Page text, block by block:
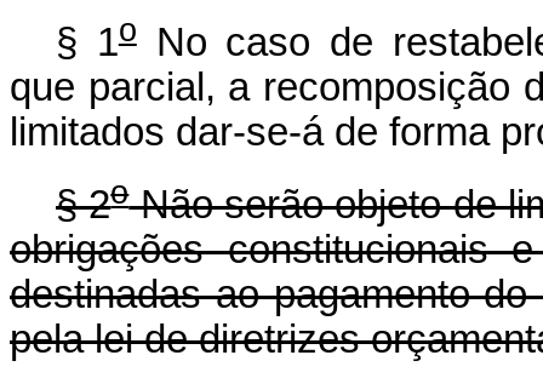
§ 1oNo caso de
que parcial, a recomposição
limitados dar-se-á de forma
§ 2oNão serão objeto de
obrigações constitucionais
destinadas ao pagamento
pela lei de diretrizes